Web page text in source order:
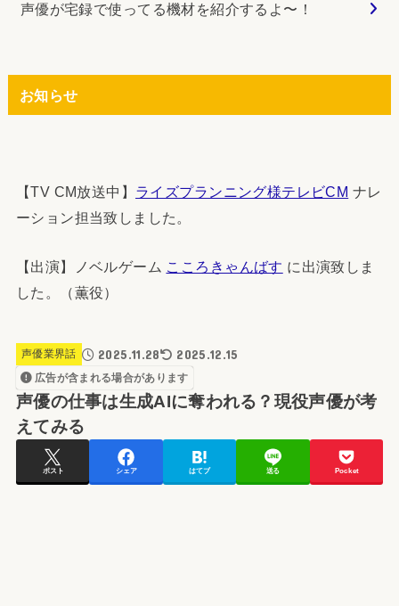
声優が宅録で使ってる機材を紹介するよ〜！
お知らせ
【TV CM放送中】 ライズプランニング様テレビCM ナレ
ーション担当致しました。
【出演】ノベルゲーム こころきゃんばす に出演致しま
した。（薫役）
声優業界話 2025.11.28 2025.12.15
広告が含まれる場合があります
声優の仕事は生成AIに奪われる？現役声優が考
えてみる
ポスト シェア はてブ 送る Pocket